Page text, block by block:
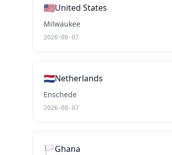
🇺🇸United States
Milwaukee
2026-08-07
🇳🇱Netherlands
Enschede
2026-08-07
🏳️Ghana